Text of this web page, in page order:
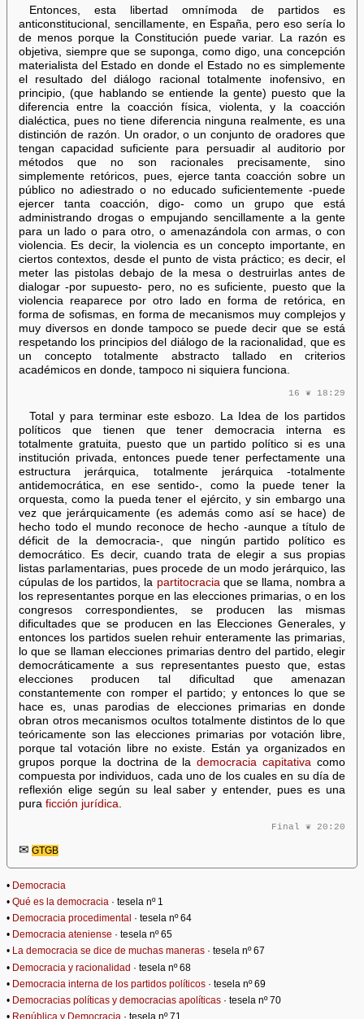
Entonces, esta libertad omnímoda de partidos es
anticonstitucional, sencillamente, en España, pero eso sería lo
de menos porque la Constitución puede variar. La razón es
objetiva, siempre que se suponga, como digo, una concepción
materialista del Estado en donde el Estado no es simplemente
el resultado del diálogo racional totalmente inofensivo, en
principio, (que hablando se entiende la gente) puesto que la
diferencia entre la coacción física, violenta, y la coacción
dialéctica, pues no tiene diferencia ninguna realmente, es una
distinción de razón. Un orador, o un conjunto de oradores que
tengan capacidad suficiente para persuadir al auditorio por
métodos que no son racionales precisamente, sino
simplemente retóricos, pues, ejerce tanta coacción sobre un
público no adiestrado o no educado suficientemente -puede
ejercer tanta coacción, digo- como un grupo que está
administrando drogas o empujando sencillamente a la gente
para un lado o para otro, o amenazándola con armas, o con
violencia. Es decir, la violencia es un concepto importante, en
ciertos contextos, desde el punto de vista práctico; es decir, el
meter las pistolas debajo de la mesa o destruirlas antes de
dialogar -por supuesto- pero, no es suficiente, puesto que la
violencia reaparece por otro lado en forma de retórica, en
forma de sofismas, en forma de mecanismos muy complejos y
muy diversos en donde tampoco se puede decir que se está
respetando los principios del diálogo de la racionalidad, que es
un concepto totalmente abstracto tallado en criterios
académicos en donde, tampoco ni siquiera funciona.
16 ❦ 18:29
Total y para terminar este esbozo. La Idea de los partidos
políticos que tienen que tener democracia interna es
totalmente gratuita, puesto que un partido político si es una
institución privada, entonces puede tener perfectamente una
estructura jerárquica, totalmente jerárquica -totalmente
antidemocrática, en ese sentido-, como la puede tener la
orquesta, como la pueda tener el ejército, y sin embargo una
vez que jerárquicamente (es además como así se hace) de
hecho todo el mundo reconoce de hecho -aunque a título de
déficit de la democracia-, que ningún partido político es
democrático. Es decir, cuando trata de elegir a sus propias
listas parlamentarias, pues procede de un modo jerárquico, las
cúpulas de los partidos, la partitocraciaque se llama, nombra a
los representantes porque en las elecciones primarias, o en los
congresos correspondientes, se producen las mismas
dificultades que se producen en las Elecciones Generales, y
entonces los partidos suelen rehuir enteramente las primarias,
lo que se llaman elecciones primarias dentro del partido, elegir
democráticamente a sus representantes puesto que, estas
elecciones producen tal dificultad que amenazan
constantemente con romper el partido; y entonces lo que se
hace es, unas parodias de elecciones primarias en donde
obran otros mecanismos ocultos totalmente distintos de lo que
teóricamente son las elecciones primarias por votación libre,
porque tal votación libre no existe. Están ya organizados en
grupos porque la doctrina de lademocracia capitativa como
compuesta por individuos, cada uno de los cuales en su día de
reflexión elige según su leal saber y entender, pues es una
pura ficción jurídica.
Final ❦ 20:20
✉ GTGB
• Democracia
•Qué es la democracia · tesela nº 1
• Democracia procedimental · tesela nº 64
• Democracia ateniense · tesela nº 65
• La democracia se dice de muchas maneras · tesela nº 67
• Democracia y racionalidad · tesela nº 68
• Democracia interna de los partidos políticos · tesela nº 69
• Democracias políticas y democracias apolíticas · tesela nº 70
• República y Democracia · tesela nº 71